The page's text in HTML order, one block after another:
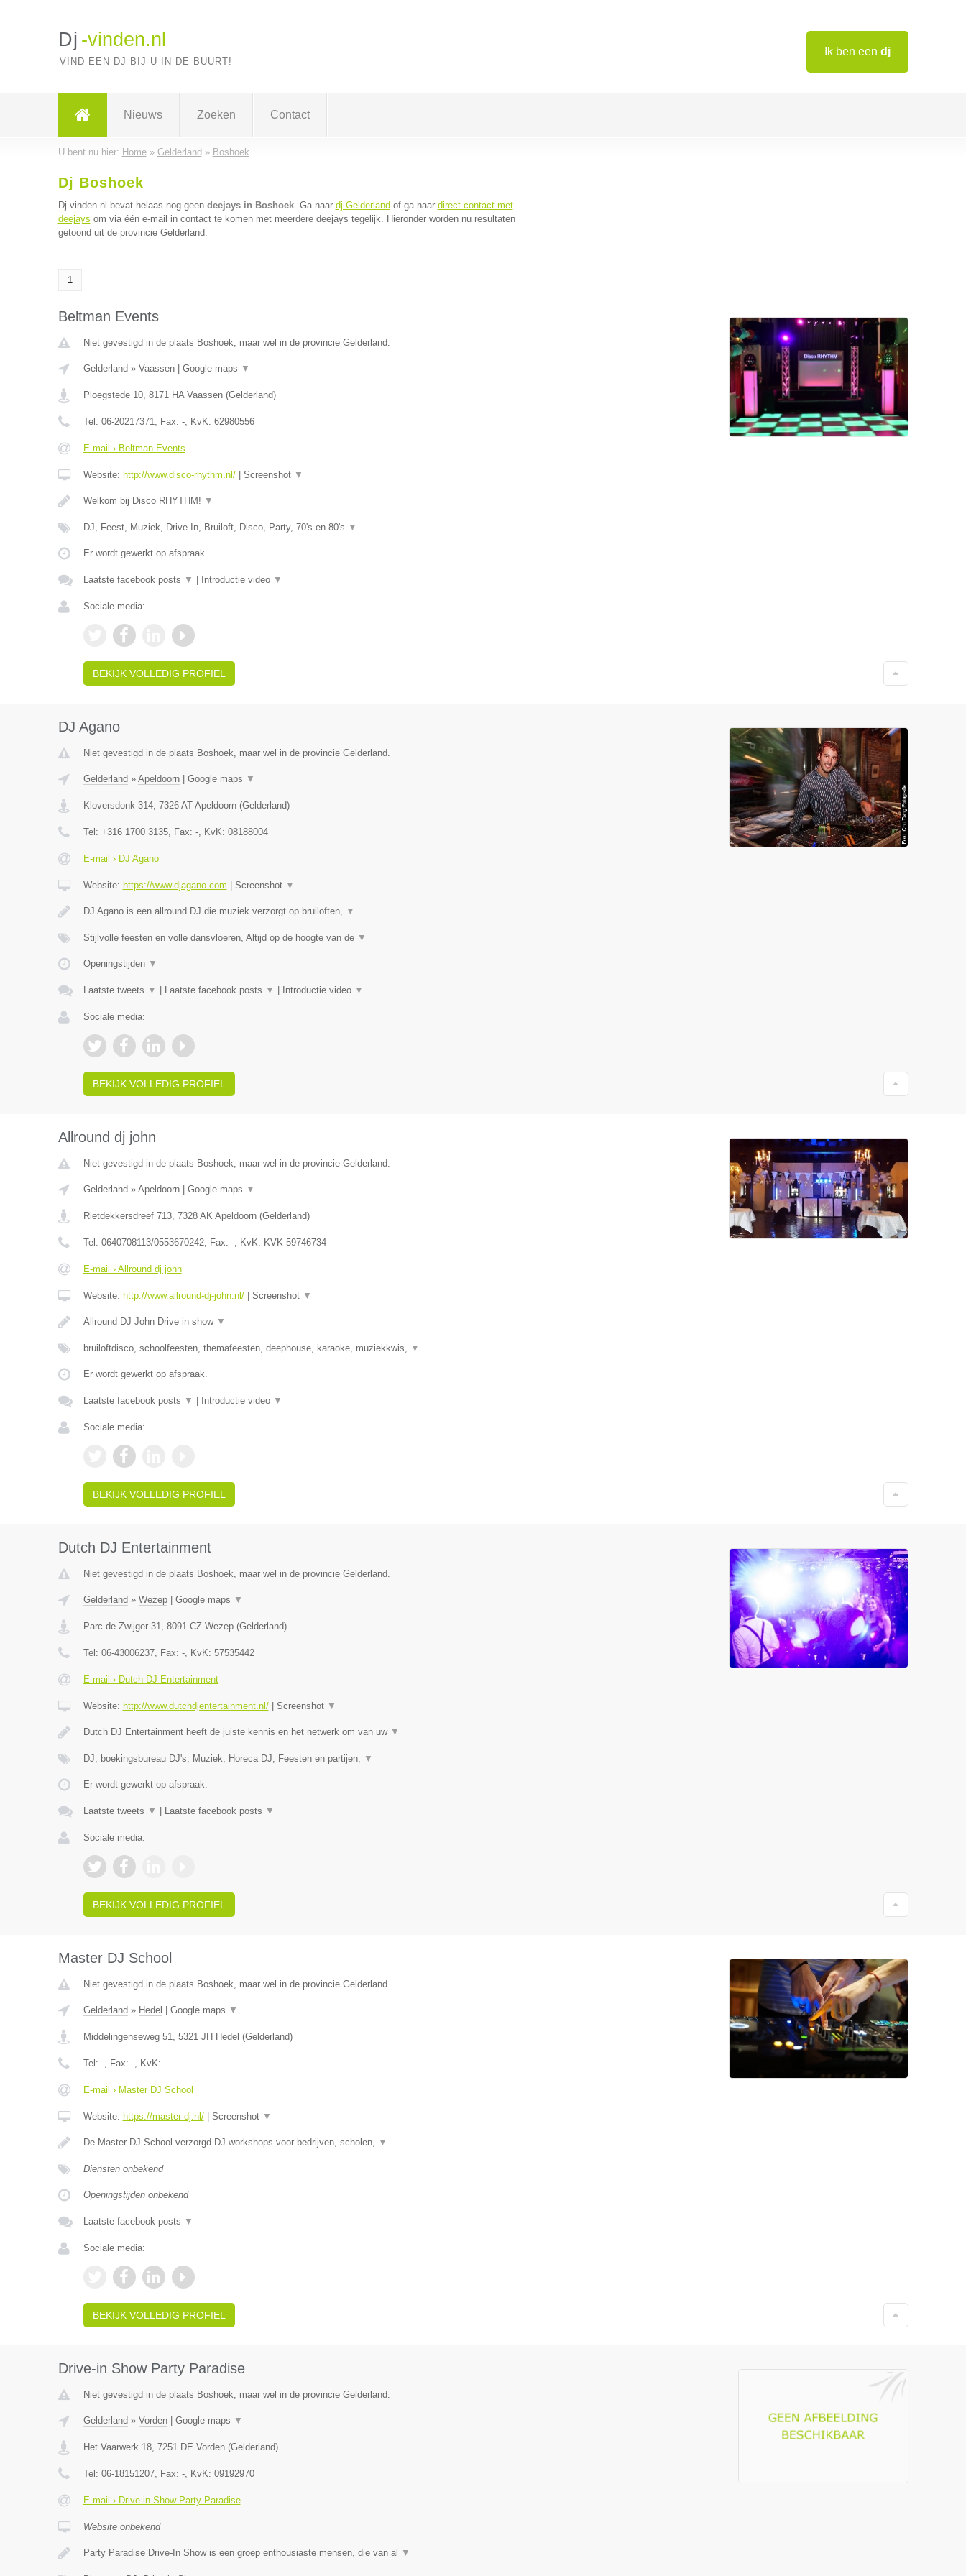
Ik ben een dj
Dj -vinden.nl
VIND EEN DJ BIJ U IN DE BUURT!
Nieuws Zoeken Contact
U bent nu hier: Home» Gelderland » Boshoek
Dj Boshoek
Dj-vinden.nl bevat helaas nog geen deejays in Boshoek. Ga naar dj Gelderland of ga naar direct contact met
deejays om via één e-mail in contact te komen met meerdere deejays tegelijk. Hieronder worden nu resultaten
getoond uit de provincie Gelderland.
1
Beltman Events
Niet gevestigd in de plaats Boshoek, maar wel in de provincie Gelderland.
Gelderland » Vaassen| Google maps ▼
Ploegstede 10, 8171 HA Vaassen(Gelderland)
Tel: 06-20217371, Fax: -, KvK: 62980556
E-mail › Beltman Events
Website: http://www.disco-rhythm.nl/| Screenshot ▼
Welkom bij Disco RHYTHM! ▼
DJ, Feest, Muziek, Drive-In, Bruiloft, Disco, Party, 70's en 80's ▼
Er wordt gewerkt op afspraak.
Laatste facebook posts ▼ Introductie video ▼
Sociale media:
BEKIJK VOLLEDIG PROFIEL
DJ Agano
Niet gevestigd in de plaats Boshoek, maar wel in de provincie Gelderland.
Gelderland » Apeldoorn| Google maps ▼
Kloversdonk 314, 7326 AT Apeldoorn(Gelderland)
Tel: +316 1700 3135, Fax: -, KvK: 08188004
E-mail › DJ Agano
Website: https://www.djagano.com Screenshot ▼
DJ Agano is een allround DJ die muziek verzorgt op bruiloften, ▼
Stijlvolle feesten en volle dansvloeren, Altijd op de hoogte van de ▼
Openingstijden ▼
Laatste tweets ▼ Laatste facebook posts ▼ Introductie video ▼
Sociale media:
BEKIJK VOLLEDIG PROFIEL
Allround dj john
Niet gevestigd in de plaats Boshoek, maar wel in de provincie Gelderland.
Gelderland » Apeldoorn| Google maps ▼
Rietdekkersdreef 713, 7328 AK Apeldoorn(Gelderland)
Tel: 0640708113/0553670242, Fax: -, KvK: KVK 59746734
E-mail › Allround dj john
Website: http://www.allround-dj-john.nl/| Screenshot ▼
Allround DJ John Drive in show ▼
bruiloftdisco, schoolfeesten, themafeesten, deephouse, karaoke, muziekkwis, ▼
Er wordt gewerkt op afspraak.
Laatste facebook posts ▼ Introductie video ▼
Sociale media:
BEKIJK VOLLEDIG PROFIEL
Dutch DJ Entertainment
Niet gevestigd in de plaats Boshoek, maar wel in de provincie Gelderland.
Gelderland » Wezep| Google maps ▼
Parc de Zwijger 31, 8091 CZ Wezep(Gelderland)
Tel: 06-43006237, Fax: -, KvK: 57535442
E-mail › Dutch DJ Entertainment
Website: http://www.dutchdjentertainment.nl/| Screenshot ▼
Dutch DJ Entertainment heeft de juiste kennis en het netwerk om van uw ▼
DJ, boekingsbureau DJ's, Muziek, Horeca DJ, Feesten en partijen, ▼
Er wordt gewerkt op afspraak.
Laatste tweets ▼ Laatste facebook posts ▼
Sociale media:
BEKIJK VOLLEDIG PROFIEL
Master DJ School
Niet gevestigd in de plaats Boshoek, maar wel in de provincie Gelderland.
Gelderland » Hedel Google maps ▼
Middelingenseweg 51, 5321 JH Hedel (Gelderland)
Tel: -, Fax: -, KvK: -
E-mail › Master DJ School
Website: https://master-dj.nl/| Screenshot ▼
De Master DJ School verzorgd DJ workshops voor bedrijven, scholen, ▼
Diensten onbekend
Openingstijden onbekend
Laatste facebook posts ▼
Sociale media:
BEKIJK VOLLEDIG PROFIEL
Drive-in Show Party Paradise
Niet gevestigd in de plaats Boshoek, maar wel in de provincie Gelderland.
Gelderland » Vorden| Google maps ▼
Het Vaarwerk 18, 7251 DE Vorden(Gelderland)
Tel: 06-18151207, Fax: -, KvK: 09192970
E-mail › Drive-in Show Party Paradise
Website onbekend
Party Paradise Drive-In Show is een groep enthousiaste mensen, die van al ▼